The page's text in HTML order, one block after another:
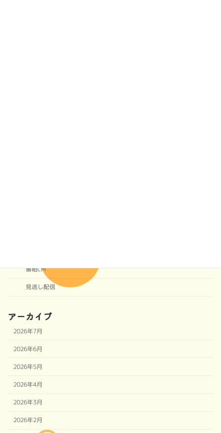
番組CM
見逃し配信
アーカイブ
2026年7月
2026年6月
2026年5月
2026年4月
2026年3月
2026年2月